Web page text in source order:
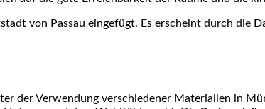
von Passau eingefügt. Es erscheint durch die
der Verwendung verschiedener Materialien in